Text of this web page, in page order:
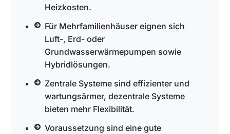
Heizkosten.
Für Mehrfamilienhäuser eignen sich
Luft-, Erd- oder
Grundwasserwärmepumpen sowie
Hybridlösungen.
Zentrale Systeme sind effizienter und
wartungsärmer, dezentrale Systeme
bieten mehr Flexibilität.
Voraussetzung sind eine gute